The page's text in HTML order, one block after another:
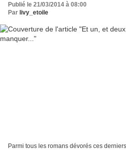
Publié le 21/03/2014 à 08:00
Par livy_etoile
Parmi tous les romans dévorés ces